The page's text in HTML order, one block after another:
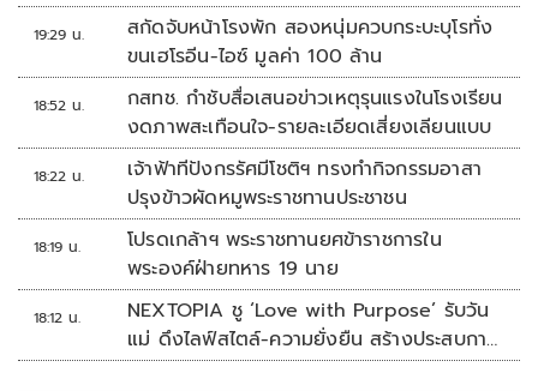
19:29 น.
สกัดจับหน้าโรงพัก สองหนุ่มควบกระบะบุโรทั่ง
ขนเฮโรอีน-ไอซ์ มูลค่า 100 ล้าน
18:52 น.
กสทช. กำชับสื่อเสนอข่าวเหตุรุนแรงในโรงเรียน
งดภาพสะเทือนใจ-รายละเอียดเสี่ยงเลียนแบบ
18:22 น.
เจ้าฟ้าทีปังกรรัศมีโชติฯ ทรงทำกิจกรรมอาสา
ปรุงข้าวผัดหมูพระราชทานประชาชน
18:19 น.
โปรดเกล้าฯ พระราชทานยศข้าราชการใน
พระองค์ฝ่ายทหาร 19 นาย
18:12 น.
NEXTOPIA ชู ‘Love with Purpose’ รับวัน
แม่ ดึงไลฟ์สไตล์-ความยั่งยืน สร้างประสบกา
รณ์ช้อปปิงมีความหมาย